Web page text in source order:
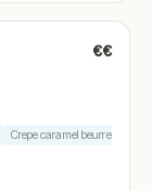
€€
Crepe caramel beurre sale